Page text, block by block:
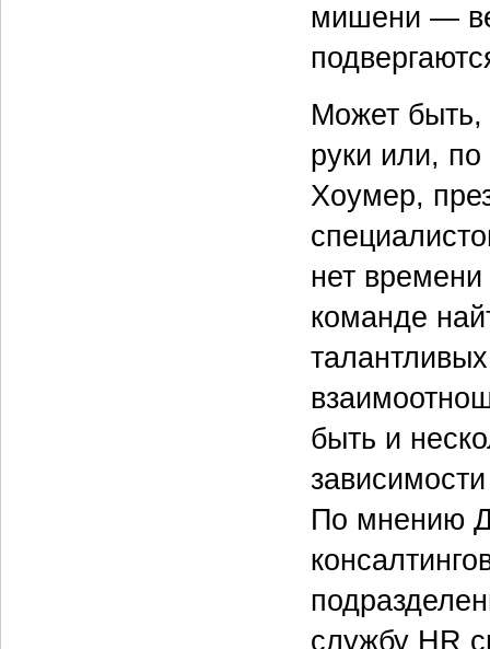
мишени —
Может быть,
руки или,
Хоумер,
нет
команде
быть и
По мнению
службу HR